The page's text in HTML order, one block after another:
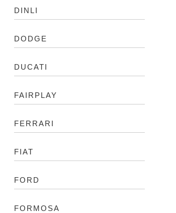
DINLI
DODGE
DUCATI
FAIRPLAY
FERRARI
FIAT
FORD
FORMOSA